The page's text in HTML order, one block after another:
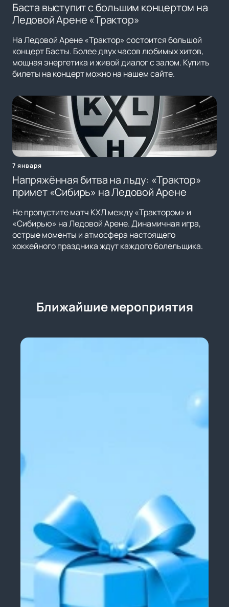
Баста выступит с большим концертом на
Ледовой Арене «Трактор»
На Ледовой Арене «Трактор» состоится большой
концерт Басты. Более двух часов любимых хитов,
мощная энергетика и живой диалог с залом. Купить
билеты на концерт можно на нашем сайте.
7 января
Напряжённая битва на льду: «Трактор»
примет «Сибирь» на Ледовой Арене
Не пропустите матч КХЛ между «Трактором» и
«Сибирью» на Ледовой Арене. Динамичная игра,
острые моменты и атмосфера настоящего
хоккейного праздника ждут каждого болельщика.
Ближайшие мероприятия